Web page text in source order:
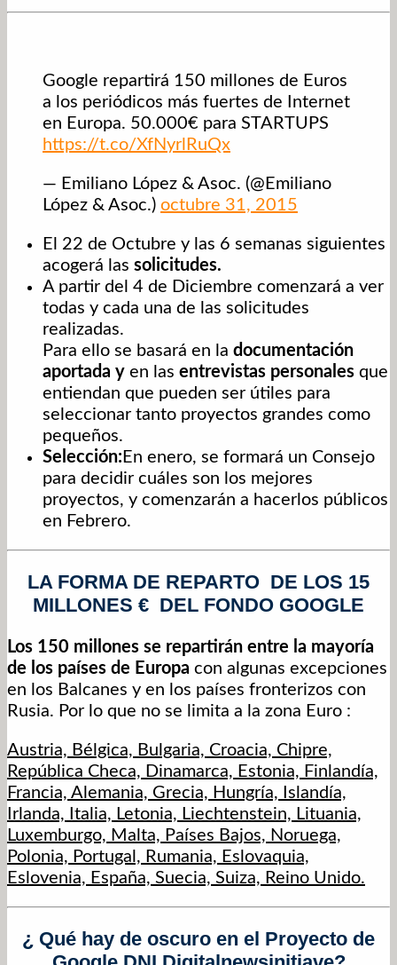
Google repartirá 150 millones de Euros
a los periódicos más fuertes de Internet
en Europa. 50.000€ para STARTUPS
https://t.co/XfNyrlRuQx
— Emiliano López & Asoc. (@Emiliano
López & Asoc.) octubre 31, 2015
El 22 de Octubre y las 6 semanas siguientes
acogerá las solicitudes.
A partir del 4 de Diciembre comenzará a ver
todas y cada una de las solicitudes
realizadas.
Para ello se basará en la documentación
aportada y en las entrevistas personales que
entiendan que pueden ser útiles para
seleccionar tanto proyectos grandes como
pequeños.
Selección: En enero, se formará un Consejo
para decidir cuáles son los mejores
proyectos, y comenzarán a hacerlos públicos
en Febrero.
LA FORMA DE REPARTO DE LOS 15
MILLONES € DEL FONDO GOOGLE
Los 150 millones se repartirán entre la mayoría
de los países de Europa con algunas excepciones
en los Balcanes y en los países fronterizos con
Rusia. Por lo que no se limita a la zona Euro :
Austria, Bélgica, Bulgaria, Croacia, Chipre,
República Checa, Dinamarca, Estonia, Finlandía,
Francia, Alemania, Grecia, Hungría, Islandía,
Irlanda, Italia, Letonia, Liechtenstein, Lituania,
Luxemburgo, Malta, Países Bajos, Noruega,
Polonia, Portugal, Rumania, Eslovaquia,
Eslovenia, España, Suecia, Suiza, Reino Unido.
¿ Qué hay de oscuro en el Proyecto de